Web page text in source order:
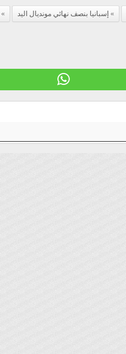
إسبانيا بنصف نهائي مونديال اليد